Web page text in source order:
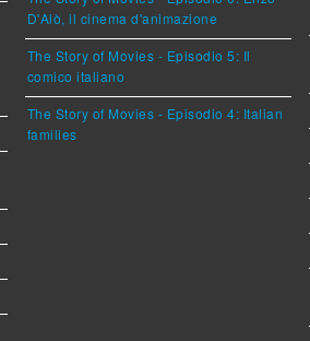
D'Alò, il cinema d'animazione
The Story of Movies - Episodio 5: Il
comico italiano
The Story of Movies - Episodio 4: Italian
families